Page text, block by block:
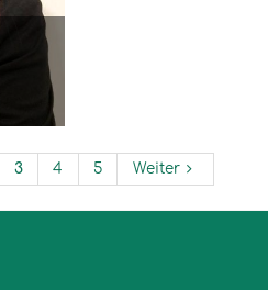
3 4 5 Weiter